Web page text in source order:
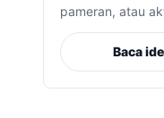
pameran, atau
Baca